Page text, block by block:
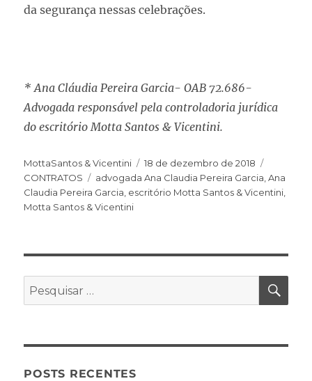
da segurança nessas celebrações.
* Ana Cláudia Pereira Garcia- OAB 72.686-
Advogada responsável pela controladoria jurídica
do escritório Motta Santos & Vicentini.
MottaSantos & Vicentini
18 de dezembro de 2018
CONTRATOS
advogada Ana Claudia Pereira Garcia ,Ana
Claudia Pereira Garcia escritório Motta Santos & Vicentini
Motta Santos & Vicentini
POSTS RECENTES